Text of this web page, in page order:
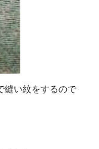
縫い紋をするので